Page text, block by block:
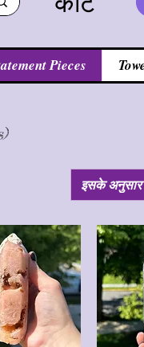
Pieces
)
इसके अनुसार